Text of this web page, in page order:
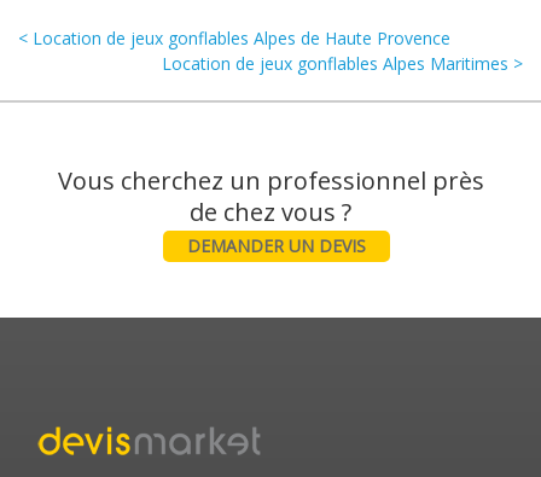
< Location de jeux gonflables Alpes de Haute Provence
Location de jeux gonflables Alpes Maritimes >
Vous cherchez un professionnel près
DEMANDER UN DEVIS